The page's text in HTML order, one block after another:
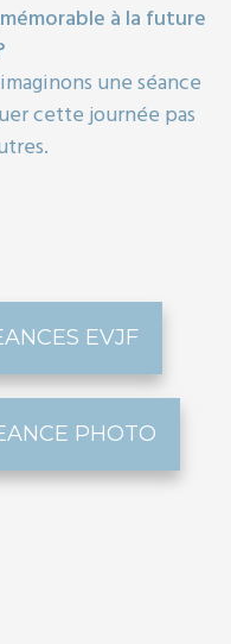
à la future
une séance
cette journée pas
EVJF
PHOTO